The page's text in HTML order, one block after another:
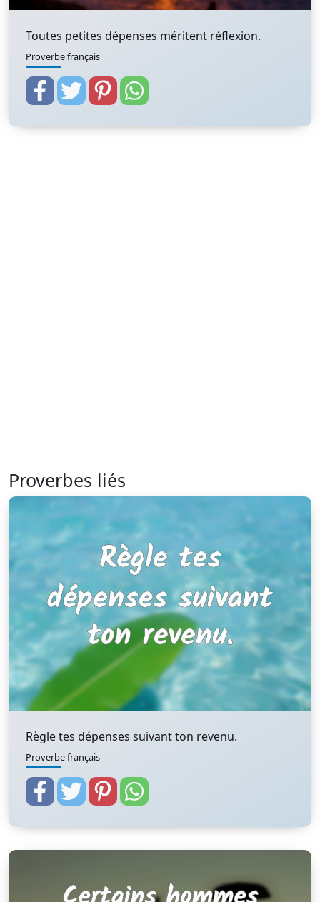
Toutes petites dépenses méritent réflexion.
Proverbe français
Proverbes liés
Règle tes dépenses suivant ton revenu.
Proverbe français